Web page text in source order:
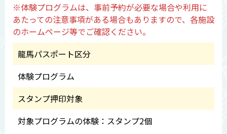
※体験プログラムは、事前予約が必要な場合や利用に
あたっての注意事項がある場合もありますので、各施設
のホームページ等でご確認ください。
龍馬パスポート区分
体験プログラム
スタンプ押印対象
対象プログラムの体験：スタンプ2個